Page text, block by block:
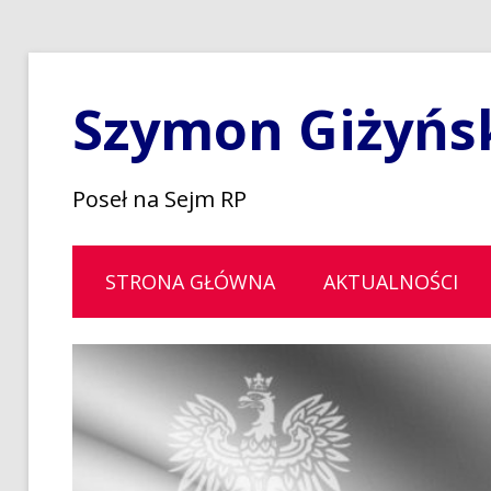
Szymon
Poseł na Sejm RP
STRONA GŁÓWNA AKTUALNOŚCI